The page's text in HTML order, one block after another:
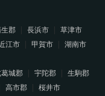
郡 長浜市
草津市
江市 甲賀市
湖南市
城郡 宇陀郡
生駒郡
高市郡
桜井市